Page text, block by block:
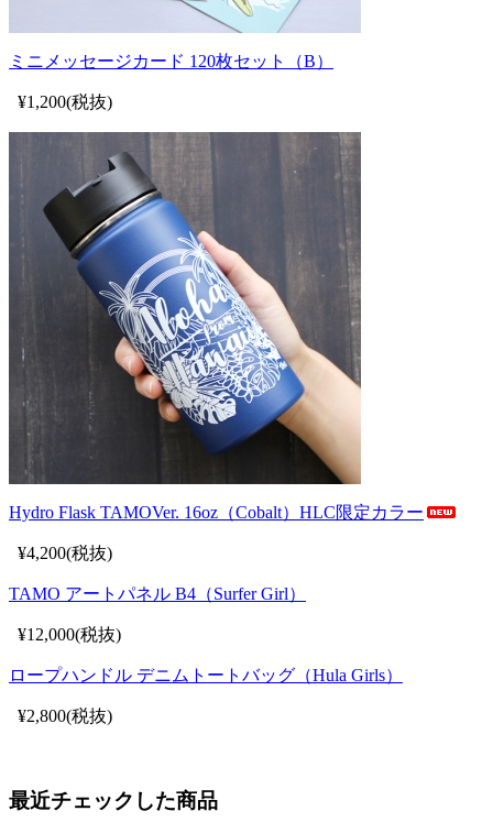
ミニメッセージカード 120枚セット（B）
¥1,200(税抜)
Hydro Flask TAMOVer. 16oz（Cobalt）HLC限定カラー
¥4,200(税抜)
TAMO アートパネル B4（Surfer Girl）
¥12,000(税抜)
ロープハンドル デニムトートバッグ（Hula Girls）
¥2,800(税抜)
最近チェックした商品